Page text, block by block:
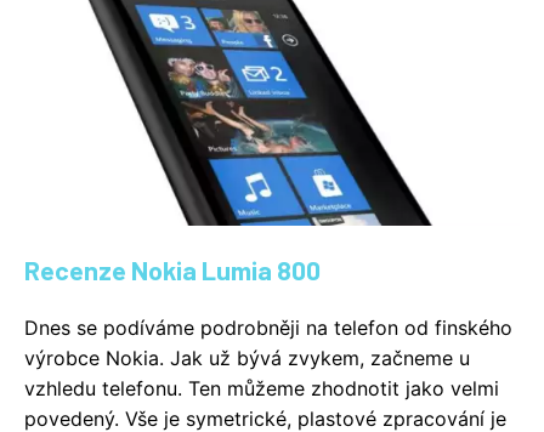
Recenze Nokia Lumia 800
Dnes se podíváme podrobněji na telefon od finského
výrobce Nokia. Jak už bývá zvykem, začneme u
vzhledu telefonu. Ten můžeme zhodnotit jako velmi
povedený. Vše je symetrické, plastové zpracování je